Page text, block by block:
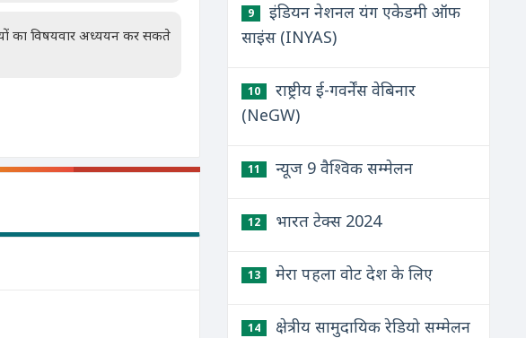
का विषयवार अध्ययन कर सकते
9
इंडियन नेशनल यंग एकेडमी ऑफ
साइंस (INYAS)
10
राष्ट्रीय ई-गवर्नेंस वेबिनार
(NeGW)
11 न्यूज 9 वैश्विक सम्मेलन
12 भारत टेक्स 2024
13 मेरा पहला वोट देश के लिए
14
क्षेत्रीय सामुदायिक रेडियो सम्मेलन